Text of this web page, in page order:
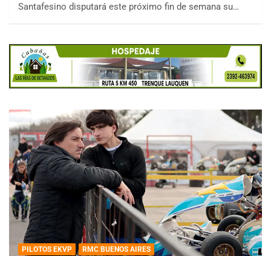
Santafesino disputará este próximo fin de semana su…
PILOTOS EKVP RMC BUENOS AIRES